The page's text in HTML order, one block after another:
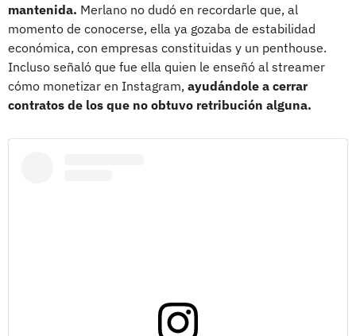
mantenida. Merlano no dudó en recordarle que, al
momento de conocerse, ella ya gozaba de estabilidad
económica, con empresas constituidas y un penthouse.
Incluso señaló que fue ella quien le enseñó al streamer
cómo monetizar en Instagram, ayudándole a cerrar
contratos de los que no obtuvo retribución alguna.